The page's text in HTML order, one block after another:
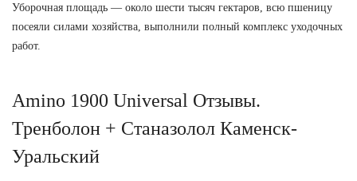
Уборочная площадь — около шести тысяч гектаров, всю пшеницу
посеяли силами хозяйства, выполнили полный комплекс уходочных
работ.
Amino 1900 Universal Отзывы.
Тренболон + Станазолол Каменск-
Уральский